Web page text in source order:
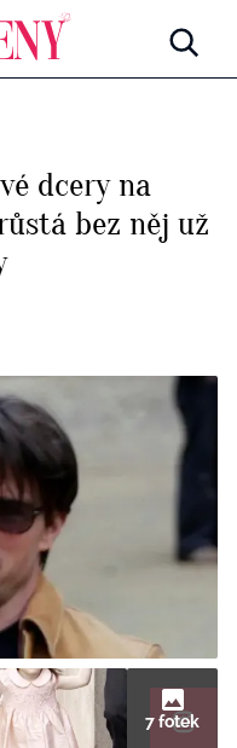
- 599 KČ
SVĚT ŽENY +
MANA (10 ks)
dcery na
bez něj už
7 fotek